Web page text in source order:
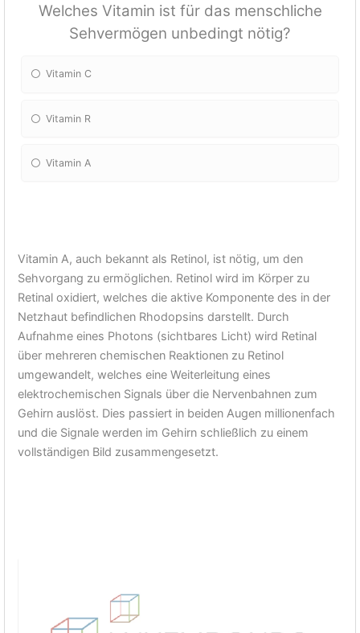
Welches Vitamin ist für das menschliche
Sehvermögen unbedingt nötig?
Vitamin C
Vitamin R
Vitamin A
Vitamin A, auch bekannt als Retinol, ist nötig, um den
Sehvorgang zu ermöglichen. Retinol wird im Körper zu
Retinal oxidiert, welches die aktive Komponente des in der
Netzhaut befindlichen Rhodopsins darstellt. Durch
Aufnahme eines Photons (sichtbares Licht) wird Retinal
über mehreren chemischen Reaktionen zu Retinol
umgewandelt, welches eine Weiterleitung eines
elektrochemischen Signals über die Nervenbahnen zum
Gehirn auslöst. Dies passiert in beiden Augen millionenfach
und die Signale werden im Gehirn schließlich zu einem
vollständigen Bild zusammengesetzt.